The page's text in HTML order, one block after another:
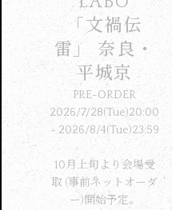
「文禍伝
雷」 奈良・
平城京
PRE-ORDER
2026/7/28(Tue)20:00
- 2026/8/4(Tue)23:59
10月上旬より会場受
取 (事前ネットオーダ
ー)開始予定。